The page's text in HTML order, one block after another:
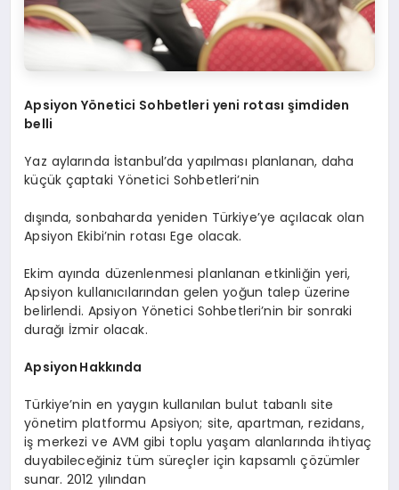
Apsiyon Yönetici Sohbetleri yeni rotası şimdiden
belli
Yaz aylarında İstanbul’da yapılması planlanan, daha
küçük çaptaki Yönetici Sohbetleri’nin
dışında, sonbaharda yeniden Türkiye’ye açılacak olan
Apsiyon Ekibi’nin rotası Ege olacak.
Ekim ayında düzenlenmesi planlanan etkinliğin yeri,
Apsiyon kullanıcılarından gelen yoğun talep üzerine
belirlendi. Apsiyon Yönetici Sohbetleri’nin bir sonraki
durağı İzmir olacak.
Apsiyon Hakkında
Türkiye’nin en yaygın kullanılan bulut tabanlı site
yönetim platformu Apsiyon; site, apartman, rezidans,
iş merkezi ve AVM gibi toplu yaşam alanlarında ihtiyaç
duyabileceğiniz tüm süreçler için kapsamlı çözümler
sunar. 2012 yılından